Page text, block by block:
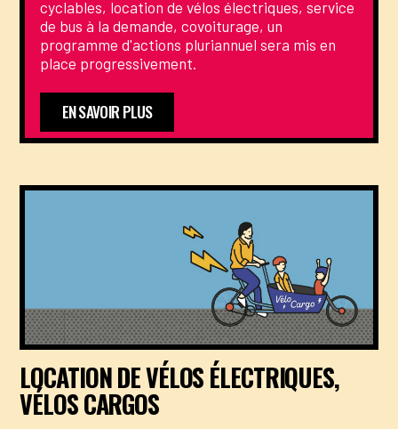
cyclables, location de vélos électriques, service
de bus à la demande, covoiturage, un
programme d'actions pluriannuel sera mis en
place progressivement.
EN SAVOIR PLUS
LOCATION DE VÉLOS ÉLECTRIQUES,
VÉLOS CARGOS